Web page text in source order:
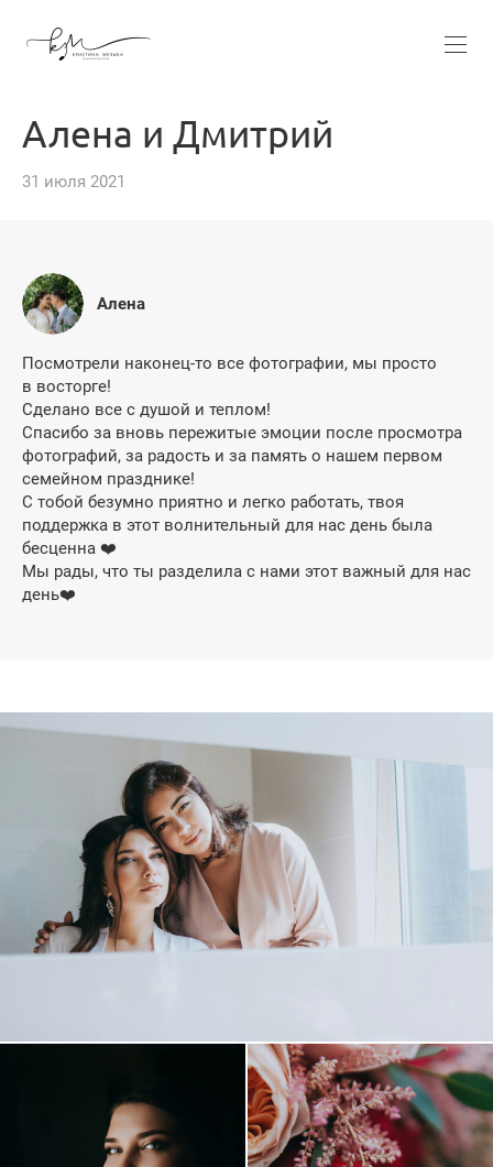
Алена и Дмитрий
31 июля 2021
Алена
Посмотрели наконец-то все фотографии, мы просто
в восторге!
Сделано все с душой и теплом!
Спасибо за вновь пережитые эмоции после просмотра
фотографий, за радость и за память о нашем первом
семейном празднике!
С тобой безумно приятно и легко работать, твоя
поддержка в этот волнительный для нас день была
бесценна ❤️
Мы рады, что ты разделила с нами этот важный для нас
день❤️